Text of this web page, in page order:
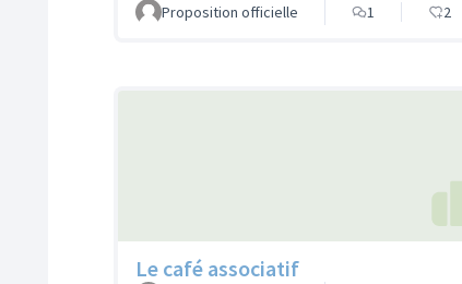
Proposition officielle 1 2
Le café associatif